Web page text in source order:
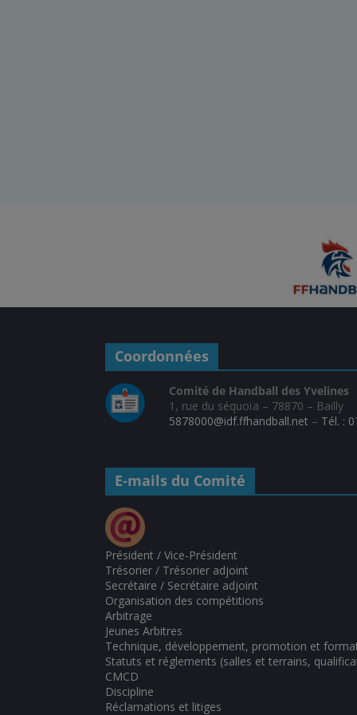
Coordonnées
Comité de Handball des Yvelines
1, rue du séquoïa – 78870 – Bailly
5878000@idf.ffhandball.net – Tél. :
E-mails du Comité
Président / Vice-Président
Trésorier / Trésorier adjoint
Secrétaire / Secrétaire adjoint
Organisation des compétitions
Arbitrage
Jeunes Arbitres
Technique, développement, promotion et
Statuts et réglements (salles et terrains,
CMCD
Discipline
Réclamations et litiges